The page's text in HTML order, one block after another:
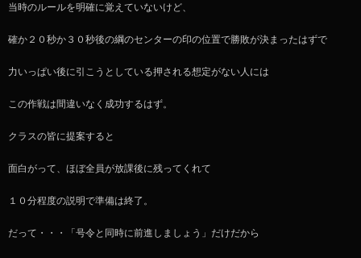
当時のルールを明確に覚えていないけど、
確か２０秒か３０秒後の綱のセンターの印の位置で勝敗が決まったはずで
力いっぱい後に引こうとしている押される想定がない人には
この作戦は間違いなく成功するはず。
クラスの皆に提案すると
面白がって、ほぼ全員が放課後に残ってくれて
１０分程度の説明で準備は終了。
だって・・・「号令と同時に前進しましょう」だけだから